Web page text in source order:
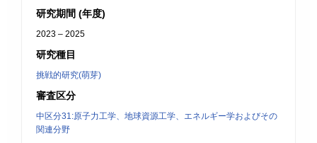
研究期間 (年度)
2023 – 2025
研究種目
挑戦的研究(萌芽)
審査区分
中区分31:原子力工学、地球資源工学、エネルギー学およびその
関連分野